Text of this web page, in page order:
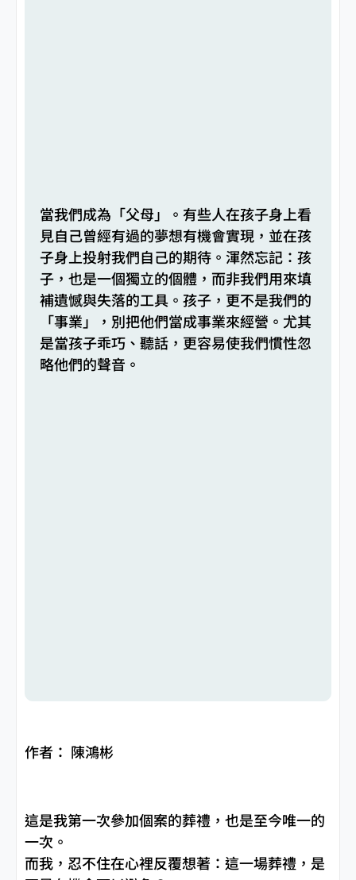
當我們成為「父母」。有些人在孩子身上看
見自己曾經有過的夢想有機會實現，並在孩
子身上投射我們自己的期待。渾然忘記：孩
子，也是一個獨立的個體，而非我們用來填
補遺憾與失落的工具。孩子，更不是我們的
「事業」，別把他們當成事業來經營。尤其
是當孩子乖巧、聽話，更容易使我們慣性忽
略他們的聲音。
作者： 陳鴻彬
這是我第一次參加個案的葬禮，也是至今唯一的
一次。
而我，忍不住在心裡反覆想著：這一場葬禮，是